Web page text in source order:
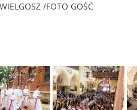
/FOTO GOŚĆ